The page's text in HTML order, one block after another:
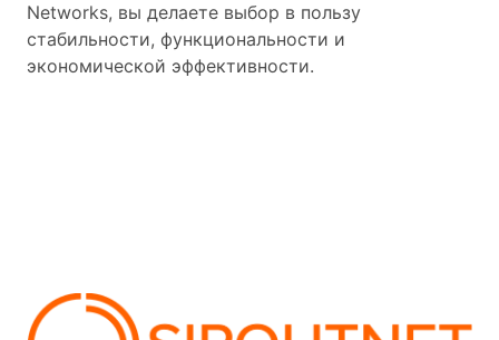
Networks, вы делаете выбор в пользу
стабильности, функциональности и
экономической эффективности.